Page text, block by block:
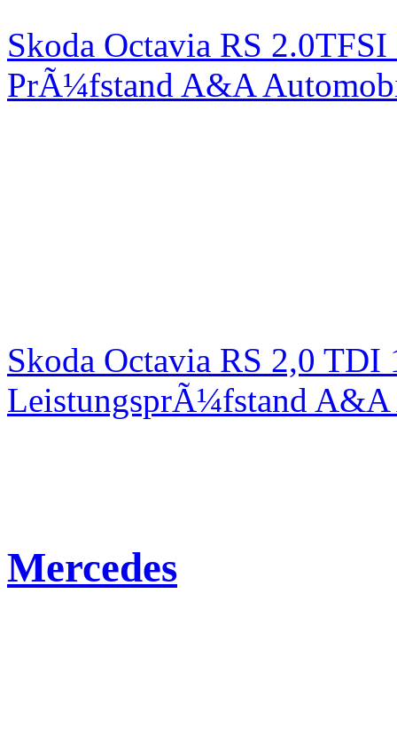
Skoda Octavia RS
PrÃ¼fstand A&A
Skoda Octavia RS 2,0
LeistungsprÃ¼fstand
Mercedes